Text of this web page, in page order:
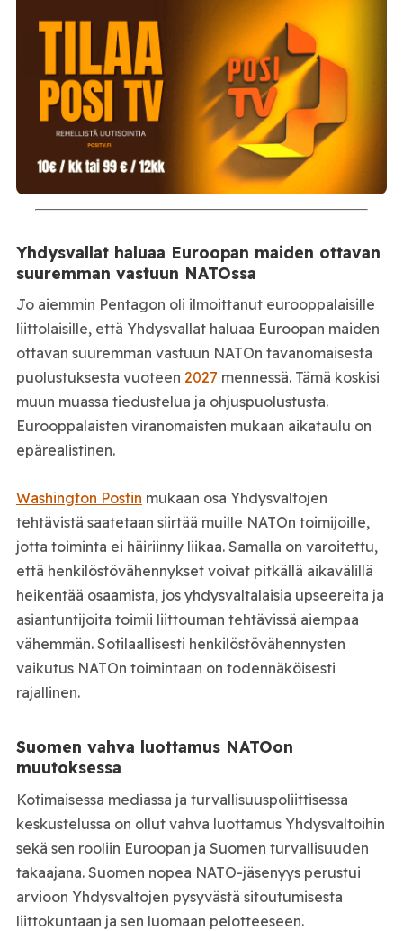
Yhdysvallat haluaa Euroopan maiden ottavan
suuremman vastuun NATOssa
Jo aiemmin Pentagon oli ilmoittanut eurooppalaisille
liittolaisille, että Yhdysvallat haluaa Euroopan maiden
ottavan suuremman vastuun NATOn tavanomaisesta
puolustuksesta vuoteen 2027 mennessä. Tämä koskisi
muun muassa tiedustelua ja ohjuspuolustusta.
Eurooppalaisten viranomaisten mukaan aikataulu on
epärealistinen.
Washington Postin mukaan osa Yhdysvaltojen
tehtävistä saatetaan siirtää muille NATOn toimijoille,
jotta toiminta ei häiriinny liikaa. Samalla on varoitettu,
että henkilöstövähennykset voivat pitkällä aikavälillä
heikentää osaamista, jos yhdysvaltalaisia upseereita ja
asiantuntijoita toimii liittouman tehtävissä aiempaa
vähemmän. Sotilaallisesti henkilöstövähennysten
vaikutus NATOn toimintaan on todennäköisesti
rajallinen.
Suomen vahva luottamus NATOon
muutoksessa
Kotimaisessa mediassa ja turvallisuuspoliittisessa
keskustelussa on ollut vahva luottamus Yhdysvaltoihin
sekä sen rooliin Euroopan ja Suomen turvallisuuden
takaajana. Suomen nopea NATO-jäsenyys perustui
arvioon Yhdysvaltojen pysyvästä sitoutumisesta
liittokuntaan ja sen luomaan pelotteeseen.